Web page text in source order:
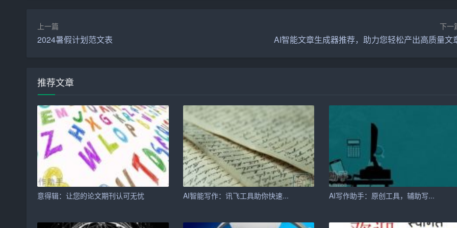
过去，写作是一项需要深厚功底的专业技能。随着AI写作技术的普及，越来越多的人可以轻松地参与到写作中
三、AI助手在写作领域的应用案例
1. 新闻报道
在新闻领域，AI助手已经取得了显著的成果。例如，AI助手可以自动撰写财经、体育等领域的新闻报道。这些报
道具有较高的时效性和准确性，受到了越来越多用户的认可。
2. 内容营销
在企业营销领域，AI助手可以根据用户的需求，生成具有针对性的营销文案。这些文案既符合用户口味，又能达
上一篇
2024暑假计划范文表
下一
AI智能文章生成器推荐，助力您轻松产出高质量文
推荐文章
意得辑：让您的论文期刊认可无忧 AI智能写作：讯飞工具助你快速... AI写作助手：原创工具，辅助写...